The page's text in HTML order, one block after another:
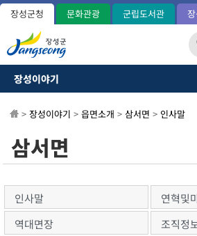
장성군청 문화관광 군립도서관
장성이야기
OK 365민원
분야별정보
정보공개
장성이야기
역사와연혁
관내지도
군민헌장
국내외교류
장성군사
장성의상징
> 장성이야기 > 읍면소개 > 삼서면 > 인사말
삼서면
인사말
연혁및
역대면장
조직정